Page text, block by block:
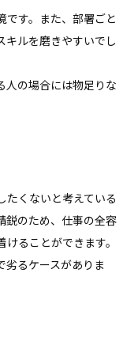
です。また、部署ごと
キルを磨きやすいでし
人の場合には物足りな
たくないと考えている
鋭のため、仕事の全容
ることができます。
劣るケースがありま